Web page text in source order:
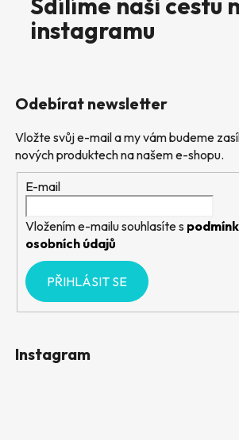
Sdílíme naši cestu
instagramu
Odebírat newsletter
Vložte svůj e-mail a my vám budeme
nových produktech na našem e-shopu.
E-mail
Vložením e-mailu souhlasíte s
osobních údajů
PŘIHLÁSIT SE
Instagram